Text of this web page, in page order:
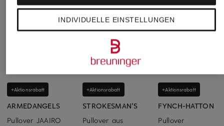
+Aktionsrabatt
ARMEDANGELS
Pullover JAAIRO
+Aktionsrabatt
STROKESMAN'S
Pullover aus
+Aktionsrabatt
FYNCH-HATTON
Pullover
INDIVIDUELLE EINSTELLUNGEN